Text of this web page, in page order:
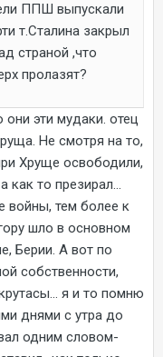
ППШ выпускали
т.Сталина закрыл
страной ,что
пролазят?
эти мудаки. отец
Не смотря на то,
Хруще освободили,
как то презирал...
войны, тем более к
шло в основном
Берии. А вот по
собственности,
я и то помню
днями с утра до
одним словом-